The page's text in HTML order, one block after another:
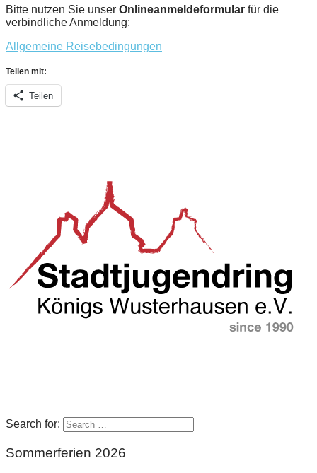
Bitte nutzen Sie unser Onlineanmeldeformular für die
verbindliche Anmeldung:
Allgemeine Reisebedingungen
Teilen mit:
Teilen
Search for:
Sommerferien 2026